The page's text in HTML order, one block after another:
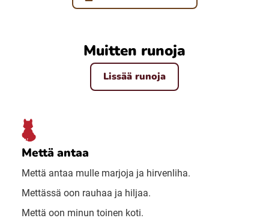
Muitten runoja
Lissää runoja
Mettä antaa
Mettä antaa mulle marjoja ja hirvenliha.
Mettässä oon rauhaa ja hiljaa.
Mettä oon minun toinen koti.